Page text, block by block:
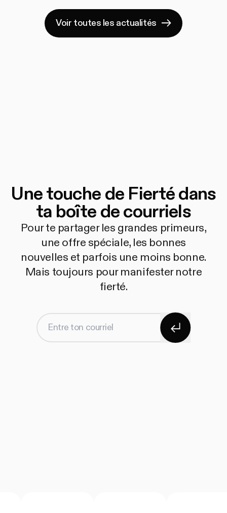
Voir toutes les actualités
Une touche de Fierté dans
ta boîte de courriels
Pour te partager les grandes primeurs,
une offre spéciale, les bonnes
nouvelles et parfois une moins bonne.
Mais toujours pour manifester notre
fierté.
Entre ton courriel S'abonner